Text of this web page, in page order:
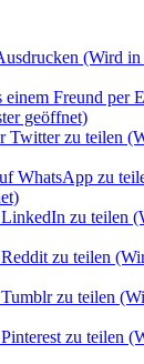
(Wird in
Freund per
geöffnet)
Twitter zu teilen
WhatsApp zu
zu teilen
zu teilen
zu teilen
zu teilen